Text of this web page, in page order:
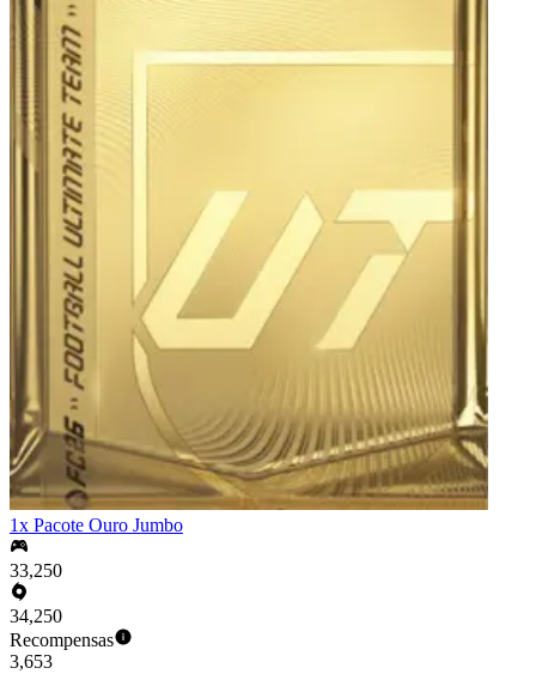
1x Pacote Ouro Jumbo
33,250
34,250
Recompensas
3,653